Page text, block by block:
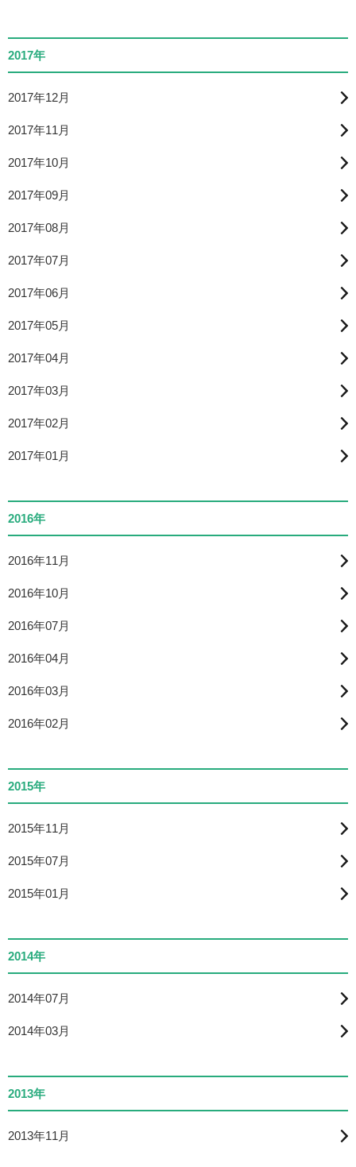
2017年
2017年12月
2017年11月
2017年10月
2017年09月
2017年08月
2017年07月
2017年06月
2017年05月
2017年04月
2017年03月
2017年02月
2017年01月
2016年
2016年11月
2016年10月
2016年07月
2016年04月
2016年03月
2016年02月
2015年
2015年11月
2015年07月
2015年01月
2014年
2014年07月
2014年03月
2013年
2013年11月